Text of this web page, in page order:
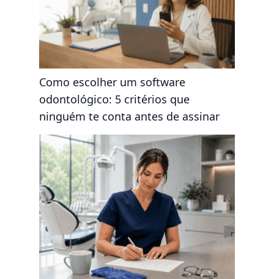
Como escolher um software
odontológico: 5 critérios que
ninguém te conta antes de assinar